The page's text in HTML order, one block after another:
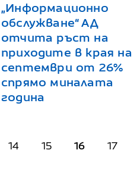
„Информационно
обслужване“ АД
отчита ръст на
приходите в края на
септември от 26%
спрямо миналата
година
14 15 16 17